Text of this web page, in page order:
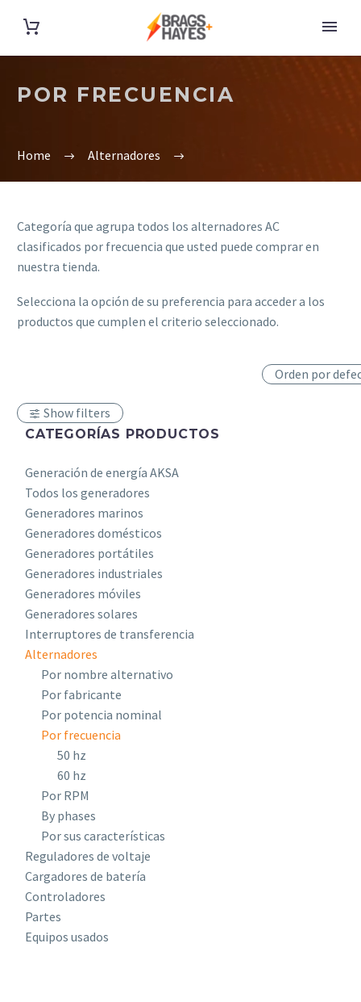
POR FRECUENCIA
Home Alternadores
Categoría que agrupa todos los alternadores AC
clasificados por frecuencia que usted puede comprar en
nuestra tienda.
Selecciona la opción de su preferencia para acceder a los
productos que cumplen el criterio seleccionado.
Show filters
CATEGORÍAS PRODUCTOS
Generación de energía AKSA
Todos los generadores
Generadores marinos
Generadores domésticos
Generadores portátiles
Generadores industriales
Generadores móviles
Generadores solares
Interruptores de transferencia
Alternadores
Por nombre alternativo
Por fabricante
Por potencia nominal
Por frecuencia
50 hz
60 hz
Por RPM
By phases
Por sus características
Reguladores de voltaje
Cargadores de batería
Controladores
Partes
Equipos usados
Orden por